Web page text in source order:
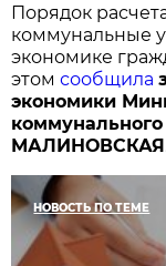
Порядок
коммунальные
экономике
этомсообщила
экономики
МАЛИНОВСКАЯ
НОВОСТЬ ПО ТЕМЕ